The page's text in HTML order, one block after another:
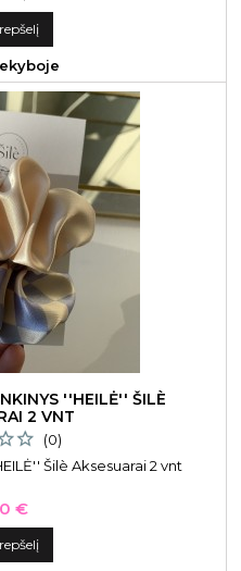
kaina
''HEILĖ'' ŠILÈ
2 VNT
(0)
Šilè Aksesuarai 2 vnt
€